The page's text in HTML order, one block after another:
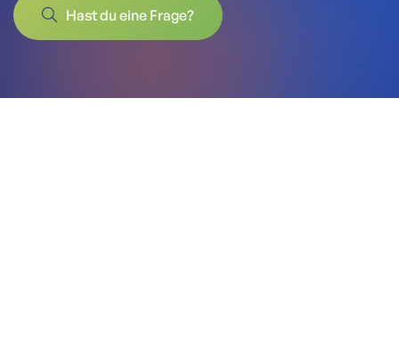
Hast du eine Frage?